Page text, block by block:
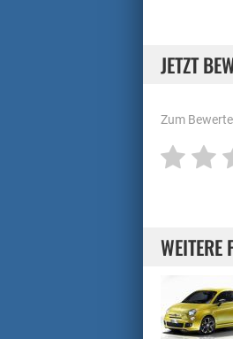
JETZT
Zum
WEITERE